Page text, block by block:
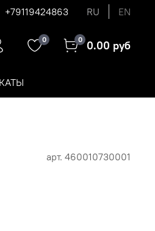
+79119424863 RU EN
0 0 0.00 руб
арт. 460010730001